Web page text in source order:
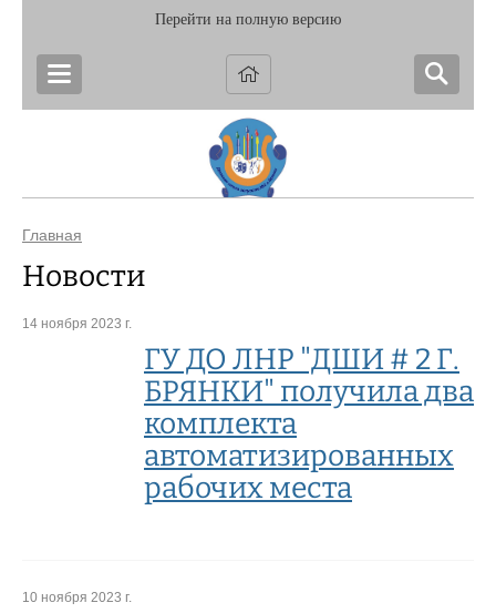
Перейти на полную версию
Главная
Новости
14 ноября 2023 г.
ГУ ДО ЛНР "ДШИ # 2 Г.
БРЯНКИ" получила два
комплекта
автоматизированных
рабочих места
10 ноября 2023 г.